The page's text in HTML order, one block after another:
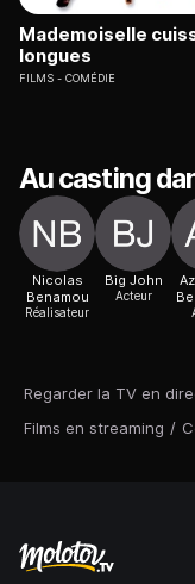
Regarder la TV en
Films en streaming /
Mademoiselle
longues
FILMS COMÉDIE
Au casting
Nicolas
Benamou
Réalisateur
Big John
Acteur